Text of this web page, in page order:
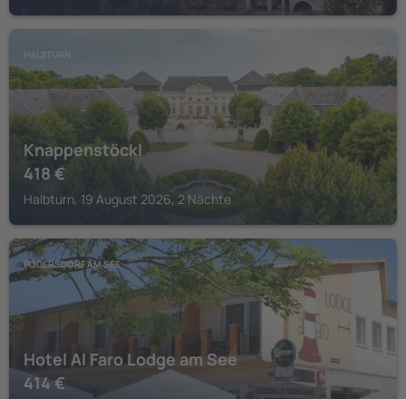
HALBTURN
Knappenstöckl
418 €
Halbturn, 19 August 2026, 2 Nächte
PODERSDORF AM SEE
Hotel Al Faro Lodge am See
414€